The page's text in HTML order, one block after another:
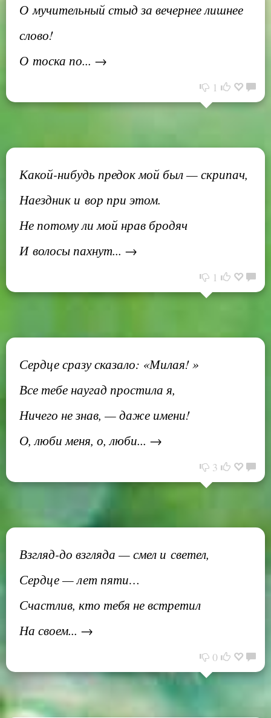
О мучительный стыд за вечернее лишнее
слово!
О тоска по... →
1
Какой-нибудь предок мой был — скрипач,
Наездник и вор при этом.
Не потому ли мой нрав бродяч
И волосы пахнут... →
1
Сердце сразу сказало: «Милая! »
Все тебе наугад простила я,
Ничего не знав, — даже имени!
О, люби меня, о, люби... →
3
Взгляд-до взгляда — смел и светел,
Сердце — лет пяти…
Счастлив, кто тебя не встретил
На своем... →
0